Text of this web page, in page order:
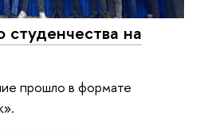
на
прошло в формате